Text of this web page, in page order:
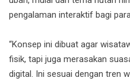
pengalaman interaktif bagi
“Konsep ini dibuat agar
fisik, tapi juga merasakan
digital. Ini sesuai dengan tren